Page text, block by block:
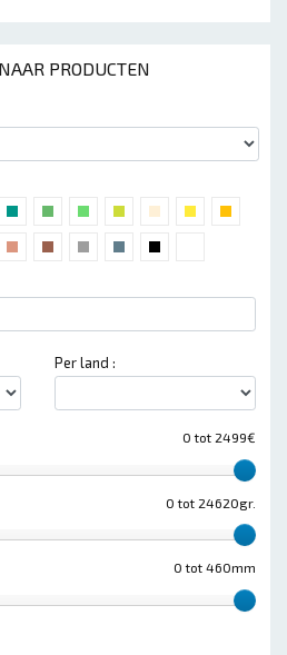
PRODUCTEN
Per land :
0 tot 2499€
0 tot 24620gr.
0 tot 460mm